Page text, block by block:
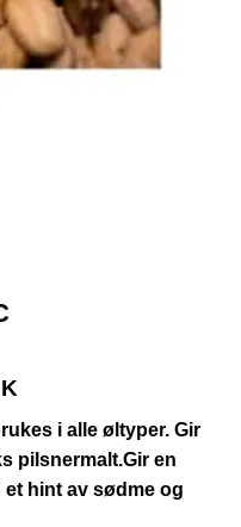
i alle øltyper. Gir
pilsnermalt.Gir en
hint av sødme og